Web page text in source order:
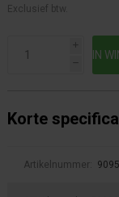
Exclusief btw.
i
h
Korte
Artikelnummer: